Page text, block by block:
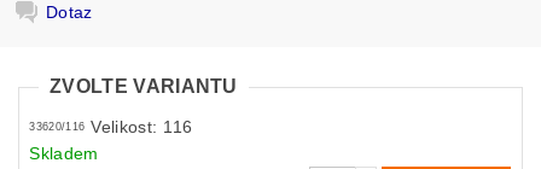
Dotaz
ZVOLTE VARIANTU
33620/116 Velikost: 116
Skladem